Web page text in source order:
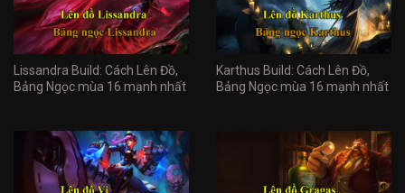
Lissandra Build: Cách Lên Đồ,
Bảng Ngọc mùa 16 mạnh nhất
Karthus Build: Cách Lên Đồ,
Bảng Ngọc mùa 16 mạnh nhất